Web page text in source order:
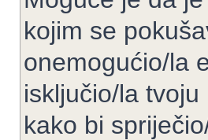
kojim se
onemogućio/la
isključio/la
kako bi